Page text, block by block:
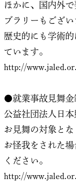
ほかに、国内外
ブラリーもござい
歴史的にも学術
ています。
http://
●就業事故見舞金
公益社団法人日
お見舞の対象とな
お怪我をされた
ください。
http://